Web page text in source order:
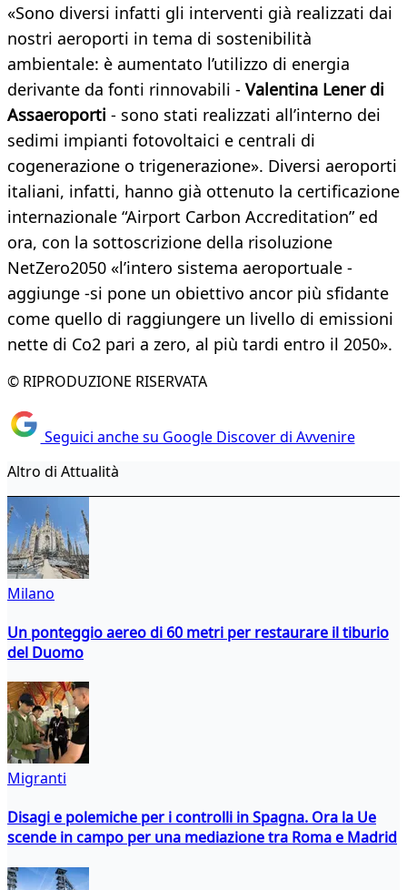
«Sono diversi infatti gli interventi già realizzati dai
nostri aeroporti in tema di sostenibilità
ambientale: è aumentato l’utilizzo di energia
derivante da fonti rinnovabili - Valentina Lener di
Assaeroporti - sono stati realizzati all’interno dei
sedimi impianti fotovoltaici e centrali di
cogenerazione o trigenerazione». Diversi aeroporti
italiani, infatti, hanno già ottenuto la certificazione
internazionale “Airport Carbon Accreditation” ed
ora, con la sottoscrizione della risoluzione
NetZero2050 «l’intero sistema aeroportuale -
aggiunge -si pone un obiettivo ancor più sfidante
come quello di raggiungere un livello di emissioni
nette di Co2 pari a zero, al più tardi entro il 2050».
© RIPRODUZIONE RISERVATA
Seguici anche su Google Discover di Avvenire
Altro di Attualità
Milano
Un ponteggio aereo di 60 metri per restaurare il tiburio
del Duomo
Migranti
Disagi e polemiche per i controlli in Spagna. Ora la Ue
scende in campo per una mediazione tra Roma e Madrid